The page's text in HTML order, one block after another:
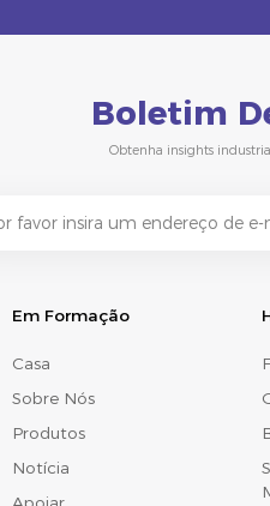
Boletim
Obtenha insights
Em Formação
Casa
Sobre Nós
Produtos
Notícia